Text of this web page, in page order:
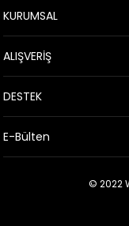
KURUMSAL
ALIŞVERİŞ
DESTEK
E-Bülten
© 2022